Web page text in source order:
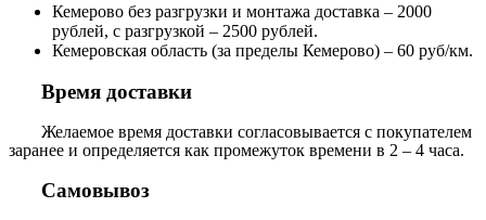
Кемерово без разгрузки и монтажа доставка – 2000
рублей, с разгрузкой – 2500 рублей.
Кемеровская область (за пределы Кемерово) – 60 руб/км.
Время доставки
Желаемое время доставки согласовывается с покупателем
заранее и определяется как промежуток времени в 2 – 4 часа.
Самовывоз